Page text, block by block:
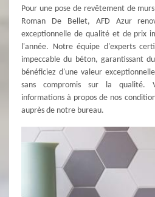
Pour une pose de revêtement de
Roman De Bellet, AFD Azur
exceptionnelle de qualité et de prix
l'année. Notre équipe d'experts
impeccable du béton, garantissant
bénéficiez d'une valeur
sans compromis sur la qualité.
informations à propos de nos
auprès de notre bureau.